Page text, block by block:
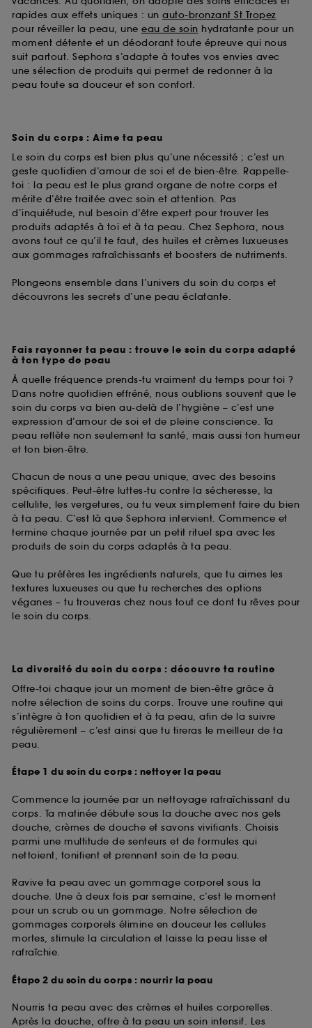
rapides aux effets uniques : un auto-bronzant St Tropez
pour réveiller la peau, une eau de soin hydratante pour un
moment détente et un déodorant toute épreuve qui nous
suit partout. Sephora s’adapte à toutes vos envies avec
une sélection de produits qui permet de redonner à la
peau toute sa douceur et son confort.
Soin du corps : Aime ta peau
Le soin du corps est bien plus qu’une nécessité ; c’est un
geste quotidien d’amour de soi et de bien-être. Rappelle-
toi : la peau est le plus grand organe de notre corps et
mérite d’être traitée avec soin et attention. Pas
d’inquiétude, nul besoin d’être expert pour trouver les
produits adaptés à toi et à ta peau. Chez Sephora, nous
avons tout ce qu’il te faut, des huiles et crèmes luxueuses
aux gommages rafraîchissants et boosters de nutriments.
Plongeons ensemble dans l’univers du soin du corps et
découvrons les secrets d’une peau éclatante.
Fais rayonner ta peau : trouve le soin du corps adapté
à ton type de peau
À quelle fréquence prends-tu vraiment du temps pour toi ?
Dans notre quotidien effréné, nous oublions souvent que le
soin du corps va bien au-delà de l’hygiène – c’est une
expression d’amour de soi et de pleine conscience. Ta
peau reflète non seulement ta santé, mais aussi ton humeur
et ton bien-être.
Chacun de nous a une peau unique, avec des besoins
spécifiques. Peut-être luttes-tu contre la sécheresse, la
cellulite, les vergetures, ou tu veux simplement faire du bien
à ta peau. C’est là que Sephora intervient. Commence et
termine chaque journée par un petit rituel spa avec les
produits de soin du corps adaptés à ta peau.
Que tu préfères les ingrédients naturels, que tu aimes les
textures luxueuses ou que tu recherches des options
véganes – tu trouveras chez nous tout ce dont tu rêves pour
le soin du corps.
La diversité du soin du corps : découvre ta routine
Offre-toi chaque jour un moment de bien-être grâce à
notre sélection de soins du corps. Trouve une routine qui
s’intègre à ton quotidien et à ta peau, afin de la suivre
régulièrement – c’est ainsi que tu tireras le meilleur de ta
peau.
Étape 1 du soin du corps : nettoyer la peau
Commence la journée par un nettoyage rafraîchissant du
corps. Ta matinée débute sous la douche avec nos gels
douche, crèmes de douche et savons vivifiants. Choisis
parmi une multitude de senteurs et de formules qui
nettoient, tonifient et prennent soin de ta peau.
Ravive ta peau avec un gommage corporel sous la
douche. Une à deux fois par semaine, c’est le moment
pour un scrub ou un gommage. Notre sélection de
gommages corporels élimine en douceur les cellules
mortes, stimule la circulation et laisse la peau lisse et
rafraîchie.
Étape 2 du soin du corps : nourrir la peau
Nourris ta peau avec des crèmes et huiles corporelles.
Après la douche, offre à ta peau un soin intensif. Les